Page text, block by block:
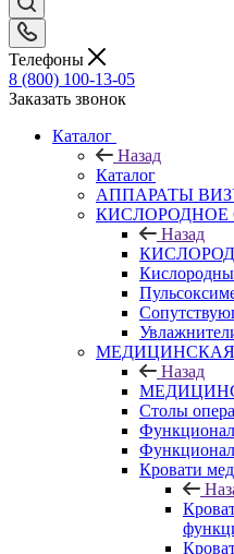
Телефоны
8 (800) 100-13-05
Заказать звонок
Каталог
Назад
Каталог
АППАРАТЫ
КИСЛОРОДНОЕ
Назад
МЕДИЦИНСКАЯ
Назад
Столы
Кровати